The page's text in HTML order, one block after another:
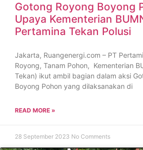
Gotong Royong Boyong
Upaya Kementerian
Pertamina Tekan Polusi
Jakarta, Ruangenergi.com – PT
Royong, Tanam Pohon, Kementerian
Tekan) ikut ambil bagian dalam aksi
Boyong Pohon yang dilaksanakan di
READ MORE »
28 September 2023 No Comments